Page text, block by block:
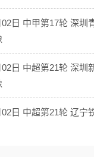
02日 中甲第17轮 深圳
02日 中超第21轮 深圳
02日 中超第21轮 辽宁